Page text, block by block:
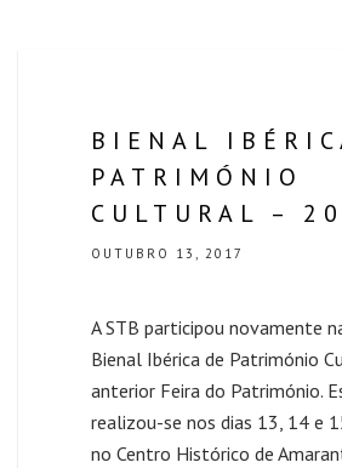
BIENAL
PATRIMÓNIO
CULTURAL –
OUTUBRO 13, 2017
A STB participou novamente
Bienal Ibérica de Património
anterior Feira do Património.
realizou-se nos dias 13, 14 e
no Centro Histórico de